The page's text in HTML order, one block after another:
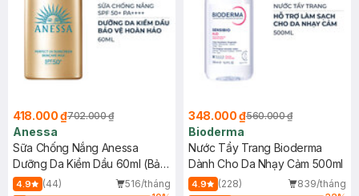
418.000 ₫702.000 ₫
Anessa
Sữa Chống Nắng Anessa
Dưỡng Da Kiềm Dầu 60ml (Bản
Mới)
4.9 (44)
516/tháng
348.000 ₫560.000 ₫
Bioderma
Nước Tẩy Trang Bioderma
Dành Cho Da Nhạy Cảm 500ml
4.9 (228)
839/tháng